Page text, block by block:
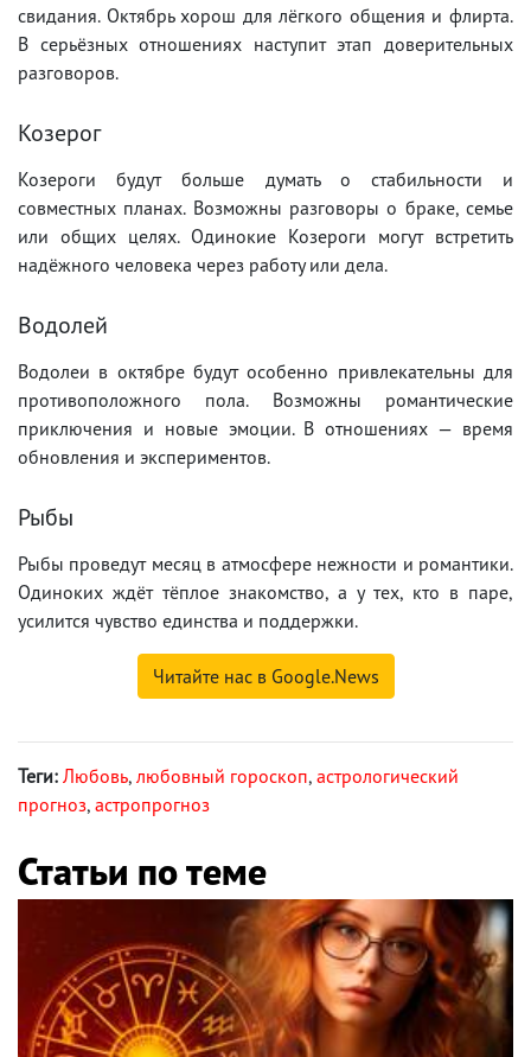
свидания. Октябрь хорош для лёгкого общения и флирта.
В серьёзных отношениях наступит этап доверительных
разговоров.
Козерог
Козероги будут больше думать о стабильности и
совместных планах. Возможны разговоры о браке, семье
или общих целях. Одинокие Козероги могут встретить
надёжного человека через работу или дела.
Водолей
Водолеи в октябре будут особенно привлекательны для
противоположного пола. Возможны романтические
приключения и новые эмоции. В отношениях — время
обновления и экспериментов.
Рыбы
Рыбы проведут месяц в атмосфере нежности и романтики.
Одиноких ждёт тёплое знакомство, а у тех, кто в паре,
усилится чувство единства и поддержки.
Читайте нас в Google.News
Теги: Любовь, любовный гороскоп, астрологический
прогноз, астропрогноз
Статьи по теме